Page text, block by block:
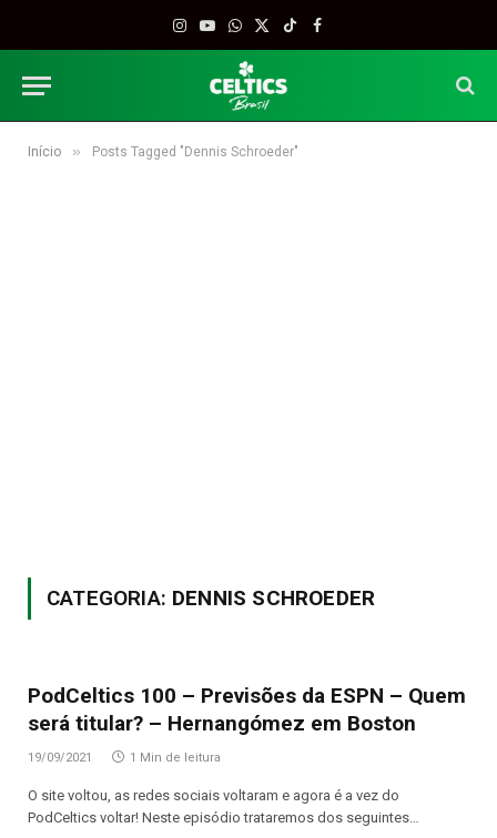
Instagram
YouTube
WhatsApp
X
TikTokFacebook
Início » Posts Tagged "Dennis Schroeder"
CATEGORIA: DENNIS SCHROEDER
PodCeltics 100 – Previsões da ESPN – Quem
será titular? – Hernangómez em Boston
19/09/2021 1 Min de leitura
O site voltou, as redes sociais voltaram e agora é a vez do
PodCeltics voltar! Neste episódio trataremos dos seguintes…